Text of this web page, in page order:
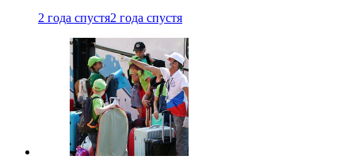
2 года спустя2 года спустя